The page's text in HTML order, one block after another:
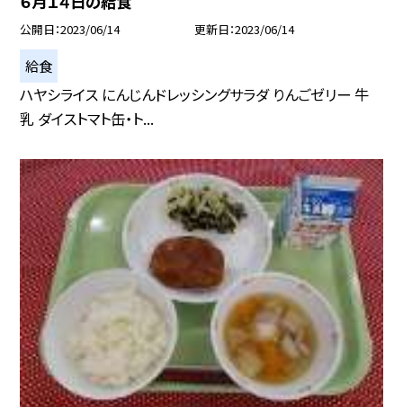
公開日 2023/06/14 更新日 2023/06/14
給食
ハヤシライス にんじんドレッシングサラダ りんごゼリー 牛
乳 ダイストマト缶・ト...